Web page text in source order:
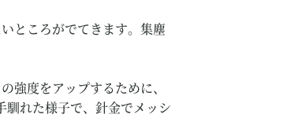
ところがでてきます。集塵
強度をアップするために、
れた様子で、針金でメッシ